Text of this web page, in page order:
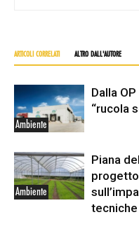
ARTICOLI CORRELATI ALTRO DALL'AUTORE
Ambiente
Dalla
“rucola
Ambiente
Piana